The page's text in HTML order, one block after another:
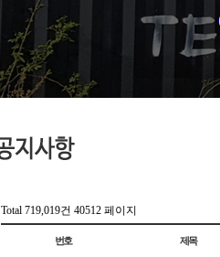
Total 719,019건 40512 페이지
번호 제목